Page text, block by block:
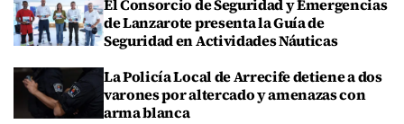
El Consorcio de Seguridad y Emergencias
de Lanzarote presenta la Guía de
Seguridad en Actividades Náuticas
La Policía Local de Arrecife detiene a dos
varones por altercado y amenazas con
arma blanca